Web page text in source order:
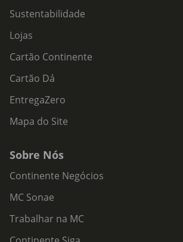
Sustentabilidade
Lojas
Cartão Continente
Cartão Dá
EntregaZero
Mapa do Site
Sobre Nós
Continente Negócios
MC Sonae
Trabalhar na MC